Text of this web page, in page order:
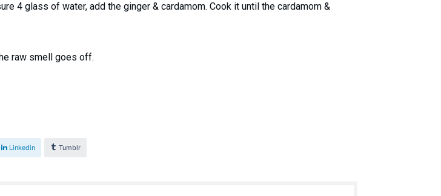
4 glass of water, add the ginger & cardamom. Cook it until the cardamom &
raw smell goes off.
Linkedin Tumblr